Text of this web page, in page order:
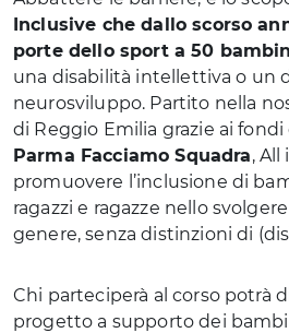
Inclusive che dallo scorso
porte dello sport a 50
una disabilità intellettiva o un
neurosviluppo. Partito nella
di Reggio Emilia grazie ai fondi
Parma Facciamo Squadra, All
promuovere l’inclusione di
ragazzi e ragazze nello
genere, senza distinzioni di
Chi parteciperà al corso potrà
progetto a supporto dei